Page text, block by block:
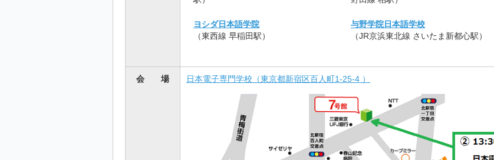
ヨシダ日本語学院
（東西線 早稲田駅）
与野学院日本語学校
（JR京浜東北線 さいたま新都心駅）
会 場 日本電子専門学校（東京都新宿区百人町1-25-4 ）